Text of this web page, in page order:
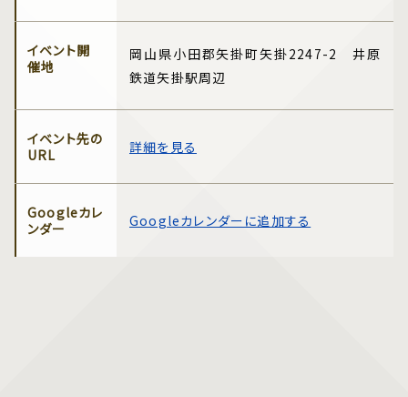
イベント開
催地
岡山県小田郡矢掛町矢掛2247-2 井原
鉄道矢掛駅周辺
イベント先の
URL
詳細を見る
Googleカレ
ンダー
Googleカレンダーに追加する